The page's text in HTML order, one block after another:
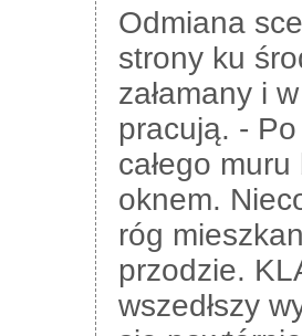
Odmiana
strony ku
załamany i
pracują. -
całego
oknem.
róg
przodzie.
wszedłszy